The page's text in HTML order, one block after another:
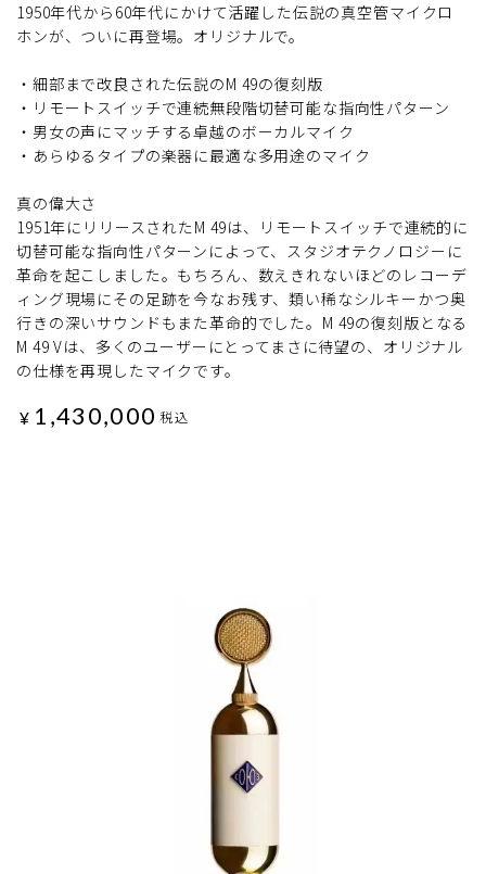
1950年代から60年代にかけて活躍した伝説の真空管マイクロ
ホンが、ついに再登場。オリジナルで。
・細部まで改良された伝説のM 49の復刻版
・リモートスイッチで連続無段階切替可能な指向性パターン
・男女の声にマッチする卓越のボーカルマイク
・あらゆるタイプの楽器に最適な多用途のマイク
真の偉大さ
1951年にリリースされたM 49は、リモートスイッチで連続的に
切替可能な指向性パターンによって、スタジオテクノロジーに
革命を起こしました。もちろん、数えきれないほどのレコーデ
ィング現場にその足跡を今なお残す、類い稀なシルキーかつ奥
行きの深いサウンドもまた革命的でした。M 49の復刻版となる
M 49 Vは、多くのユーザーにとってまさに待望の、オリジナル
の仕様を再現したマイクです。
¥ 1,430,000 税込